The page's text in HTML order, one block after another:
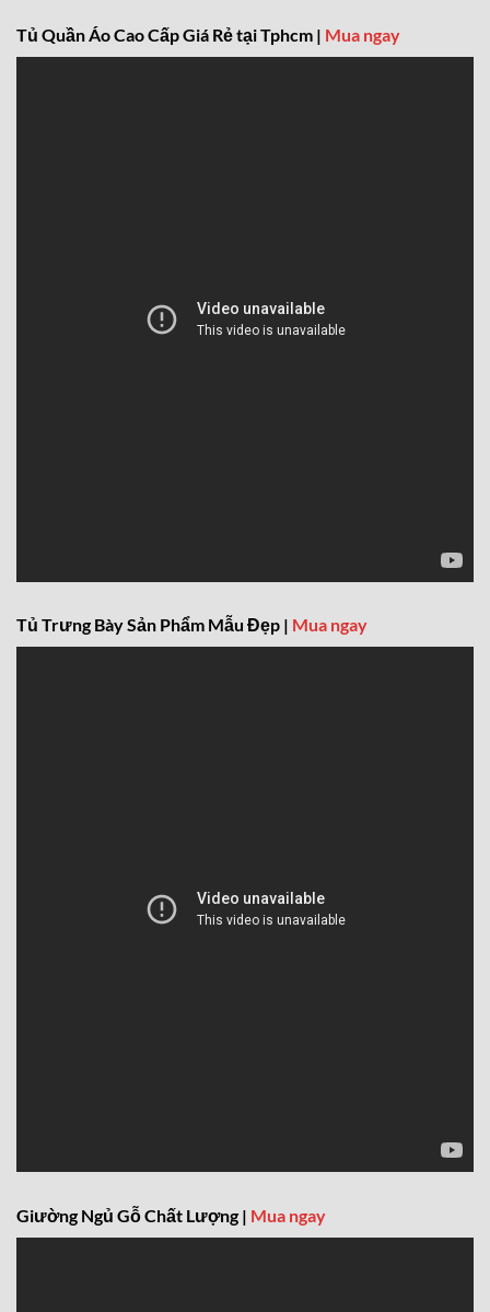
Tủ Quần Áo Cao Cấp Giá Rẻ tại Tphcm | Mua ngay
Tủ Trưng Bày Sản Phẩm Mẫu Đẹp | Mua ngay
Giường Ngủ Gỗ Chất Lượng | Mua ngay